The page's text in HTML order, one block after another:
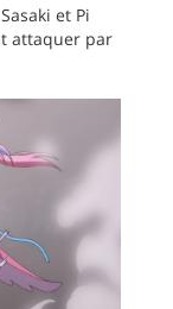
et Pi
attaquer par